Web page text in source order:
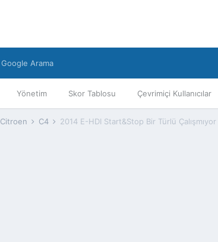
Yönetim Skor Tablosu Çevrimiçi Kullanıcılar
Google Arama
Citroen C4 2014 E-HDI Start&Stop Bir Türlü Çalışmıyor